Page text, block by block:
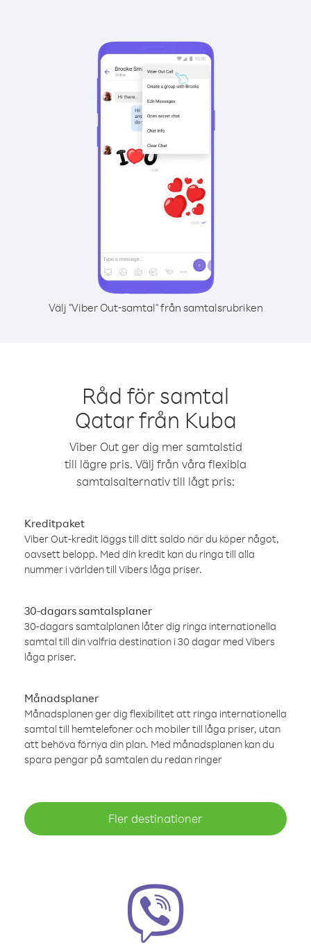
Välj "Viber Out-samtal" från samtalsrubriken
Råd för samtal
Qatar från Kuba
Viber Out ger dig mer samtalstid
till lägre pris. Välj från våra flexibla
samtalsalternativ till lågt pris:
Kreditpaket
Viber Out-kredit läggs till ditt saldo när du köper något,
oavsett belopp. Med din kredit kan du ringa till alla
nummer i världen till Vibers låga priser.
30-dagars samtalsplaner
30-dagars samtalplanen låter dig ringa internationella
samtal till din valfria destination i 30 dagar med Vibers
låga priser.
Månadsplaner
Månadsplanen ger dig flexibilitet att ringa internationella
samtal till hemtelefoner och mobiler till låga priser, utan
att behöva förnya din plan. Med månadsplanen kan du
spara pengar på samtalen du redan ringer
Fler destinationer